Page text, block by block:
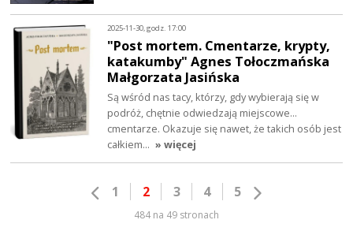
2025-11-30, godz. 17:00
"Post mortem. Cmentarze, krypty,
katakumby" Agnes Tołoczmańska
Małgorzata Jasińska
Są wśród nas tacy, którzy, gdy wybierają się w
podróż, chętnie odwiedzają miejscowe...
cmentarze. Okazuje się nawet, że takich osób jest
całkiem… » więcej
1 2 3 4 5
484 na 49 stronach